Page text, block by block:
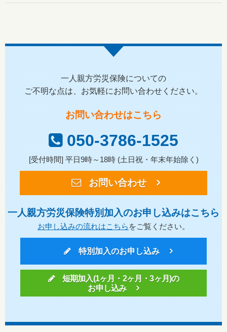
一人親方労災保険についての
ご不明な点は、お気軽にお問い合わせください。
お問い合わせはこちら
050-3786-1525
[受付時間] 平日9時～18時 (土日祝・年末年始除く)
お問い合わせ
一人親方労災保険特別加入のお申し込みはこちら
お申し込みの流れはこちらをご覧ください。
特別加入のお申し込み
短期加入(1ヶ月・2ヶ月・3ヶ月)の
お申し込み